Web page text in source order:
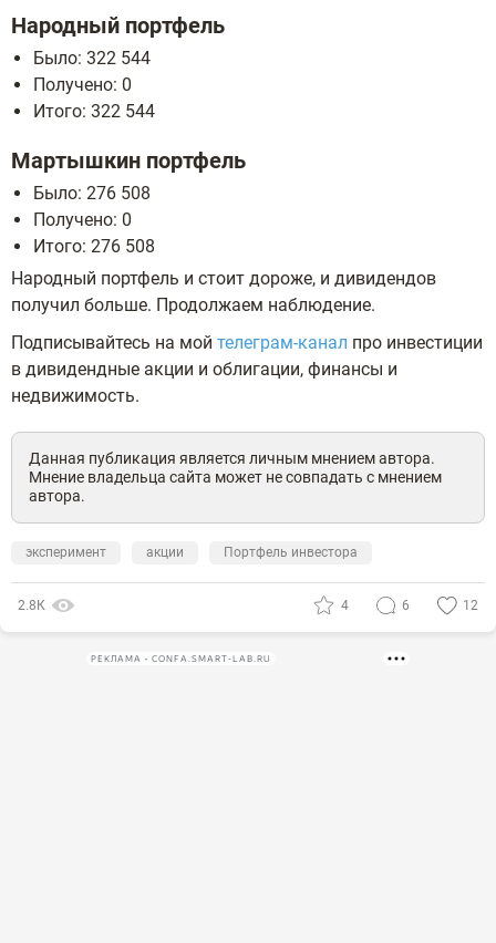
Народный портфель
Было: 322 544
Получено: 0
Итого: 322 544
Мартышкин портфель
Было: 276 508
Получено: 0
Итого: 276 508
Народный портфель и стоит дороже, и дивидендов
получил больше. Продолжаем наблюдение.
Подписывайтесь на мой телеграм-канал про инвестиции
в дивидендные акции и облигации, финансы и
недвижимость.
Данная публикация является личным мнением автора.
Мнение владельца сайта может не совпадать с мнением
автора.
эксперимент акции Портфель инвестора
2.8К 4 6 12
РЕКЛАМА • CONFA.SMART-LAB.RU